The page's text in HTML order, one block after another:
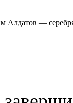
Алдатов —